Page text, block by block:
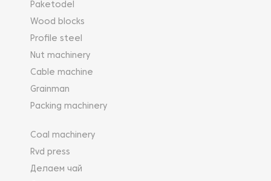
Paketodel
Wood blocks
Profile steel
Nut machinery
Cable machine
Grainman
Packing machinery
Coal machinery
Rvd press
Делаем чай